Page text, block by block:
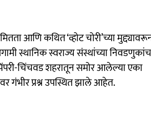
आणि कथित ‘व्होट चोरी’च्या
स्थानिक स्वराज्य संस्थांच्या
चिंचवड शहरातून समोर आलेल्या एका
गंभीर प्रश्न उपस्थित झाले आहेत.